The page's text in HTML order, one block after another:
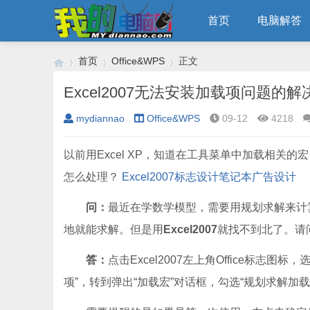
首页 电脑解答
›
首页
›
Office&WPS
›
正文
Excel2007无法安装加载项问题的解
mydiannao Office&WPS 09-12 4218
以前用Excel XP，知道在工具菜单中加载相关的
怎么处理？ Excel2007标志设计笔记本广告设计
问： 最近在学数学模型，需要用规划求解来
地就能求解。但是用 Excel2007就找不到北了。请
答： 点击Excel2007左上角Office标志图标，
项”，转到弹出“加载宏”对话框，勾选“规划求解加